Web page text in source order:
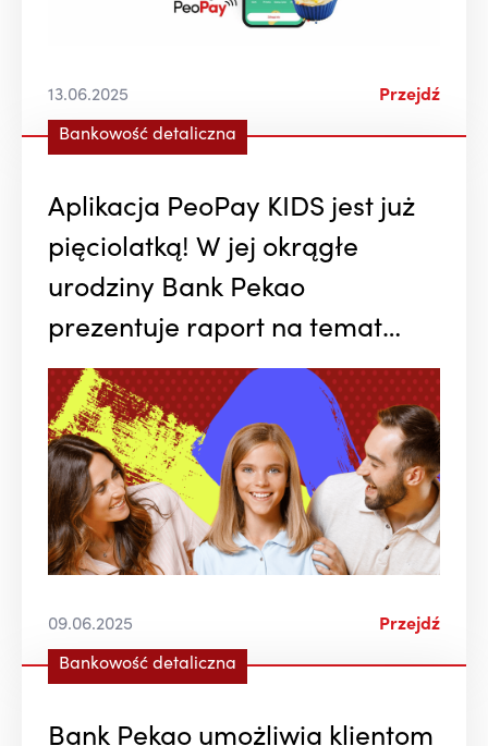
13.06.2025 Przejdź
Bankowość detaliczna
Aplikacja PeoPay KIDS jest już
pięciolatką! W jej okrągłe
urodziny Bank Pekao
prezentuje raport na temat
edukacji finansowej dzieci
09.06.2025 Przejdź
Bankowość detaliczna
Bank Pekao umożliwia klientom